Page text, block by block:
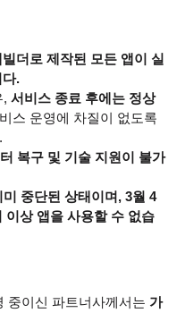
더로 제작된 모든 앱이 실
다.
, 서비스 종료 후에는 정상
스 운영에 차질이 없도록
복구 및 기술 지원이 불가
중단된 상태이며, 3월 4
이상 앱을 사용할 수 없습
중이신 파트너사께서는 가